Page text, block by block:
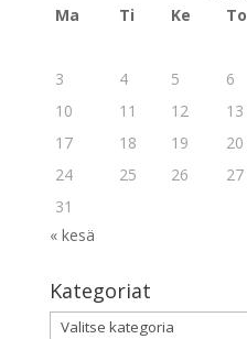
Ma Ti Ke To
3
4 5 6
10
11 12 13
17
18 19 20
24
25 26 27
31
« kesä
Kategoriat
Kategoriat